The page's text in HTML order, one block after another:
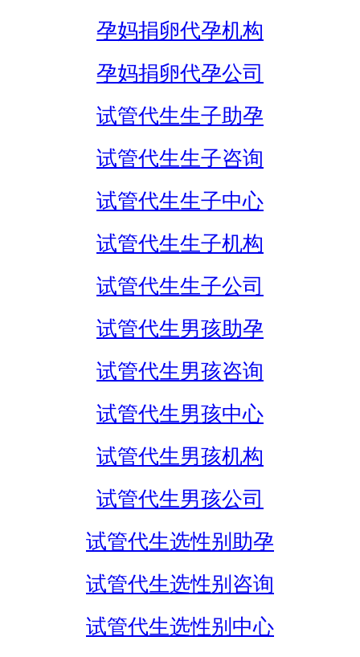
孕妈捐卵代孕机构
孕妈捐卵代孕公司
试管代生生子助孕
试管代生生子咨询
试管代生生子中心
试管代生生子机构
试管代生生子公司
试管代生男孩助孕
试管代生男孩咨询
试管代生男孩中心
试管代生男孩机构
试管代生男孩公司
试管代生选性别助孕
试管代生选性别咨询
试管代生选性别中心